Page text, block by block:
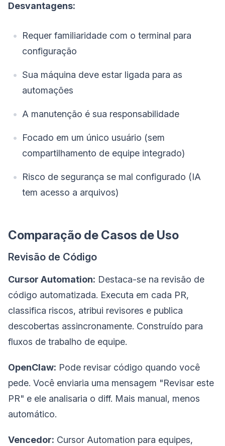
Desvantagens:
Requer familiaridade com o terminal para
configuração
Sua máquina deve estar ligada para as
automações
A manutenção é sua responsabilidade
Focado em um único usuário (sem
compartilhamento de equipe integrado)
Risco de segurança se mal configurado (IA
tem acesso a arquivos)
Comparação de Casos de Uso
Revisão de Código
Cursor Automation: Destaca-se na revisão de
código automatizada. Executa em cada PR,
classifica riscos, atribui revisores e publica
descobertas assincronamente. Construído para
fluxos de trabalho de equipe.
OpenClaw: Pode revisar código quando você
pede. Você enviaria uma mensagem "Revisar este
PR" e ele analisaria o diff. Mais manual, menos
automático.
Vencedor: Cursor Automation para equipes,